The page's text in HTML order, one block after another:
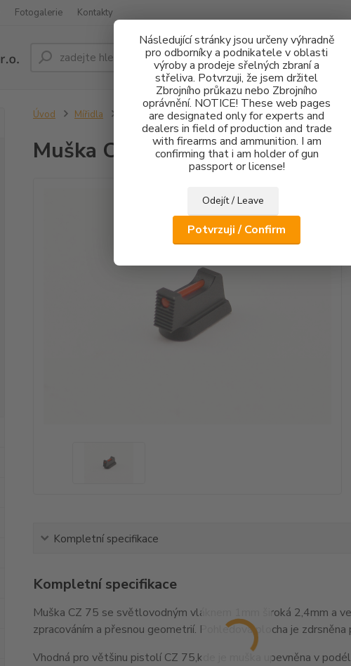
Následující stránky jsou určeny výhradně
pro odborníky a podnikatele v oblasti
výroby a prodeje sřelných zbraní a
střeliva. Potvrzuji, že jsem držitel
Zbrojního průkazu nebo Zbrojního
oprávnění. NOTICE! These web pages
are designated only for experts and
dealers in field of production and trade
with firearms and ammunition. I am
confirming that i am holder of gun
passport or license!
Odejít / Leave
Potvrzuji / Confirm
Fotogalerie Kontakty
Hledat
Úvod Mířidla Muška CZ 75 FO 1mm - 2,4mm
Muška CZ 75 FO 1mm - 2,4mm
Kompletní specifikace
Kompletní specifikace
Muška CZ 75 se světlovodným vláknem 1mm široká 2,4mm a
zpracováním a přesnou geometrií. Pohledová plocha je
Vhodná pro většinu pistolí CZ 75,kde je muška upevněna v